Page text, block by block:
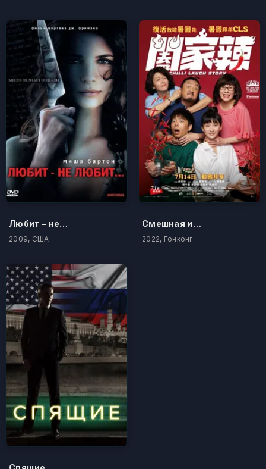
Любит – не любит...
2009, США
Смешная история
2022, Гонконг